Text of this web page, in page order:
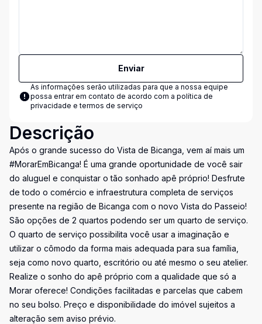
Enviar
As informações serão utilizadas para que a nossa equipe
possa entrar em contato de acordo com a política de
privacidade e termos de serviço
Descrição
Após o grande sucesso do Vista de Bicanga, vem aí mais um
#MorarEmBicanga! É uma grande oportunidade de você sair
do aluguel e conquistar o tão sonhado apê próprio! Desfrute
de todo o comércio e infraestrutura completa de serviços
presente na região de Bicanga com o novo Vista do Passeio!
São opções de 2 quartos podendo ser um quarto de serviço.
O quarto de serviço possibilita você usar a imaginação e
utilizar o cômodo da forma mais adequada para sua família,
seja como novo quarto, escritório ou até mesmo o seu atelier.
Realize o sonho do apê próprio com a qualidade que só a
Morar oferece! Condições facilitadas e parcelas que cabem
no seu bolso. Preço e disponibilidade do imóvel sujeitos a
alteração sem aviso prévio.